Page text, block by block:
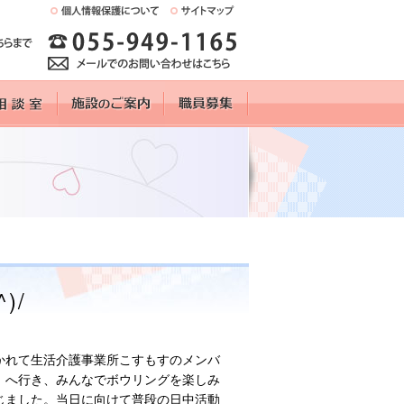
て生活介護事業所こすもすのメンバ
行き、みんなでボウリングを楽しみ
した。当日に向けて普段の日中活動